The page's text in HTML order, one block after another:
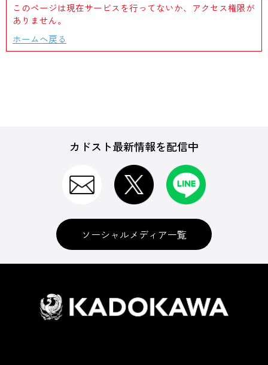
このページは現在サービスを行ってないか、アクセス権限が
ありません。
ホームへ戻る
カドスト最新情報を配信中
ソーシャルメディア一覧